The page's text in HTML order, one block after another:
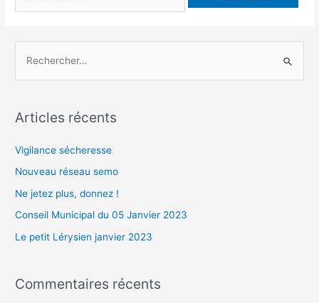
e
h
c
h
e
r
Articles récents
Vigilance sécheresse
Nouveau réseau semo
Ne jetez plus, donnez !
Conseil Municipal du 05 Janvier 2023
Le petit Lérysien janvier 2023
Commentaires récents